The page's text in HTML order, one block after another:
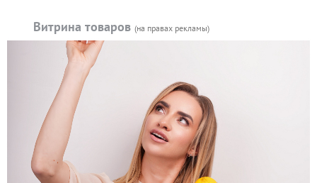
Витрина товаров (на правах рекламы)